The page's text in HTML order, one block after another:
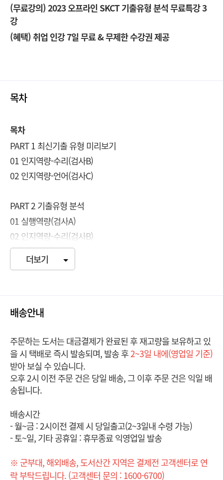
(무료강의) 2023 오프라인 SKCT 기출유형 분석 무료특강 3
강
(혜택) 취업 인강 7일 무료 & 무제한 수강권 제공
목차
목차
PART 1 최신기출 유형 미리보기
01 인지역량-수리(검사B)
02 인지역량-언어(검사C)
PART 2 기출유형 분석
01 실행역량(검사A)
02 인지역량-수리(검사B)
03 인지역량-언어(검사C)
04 인지역량-직무(검사D)
01 실전모의고사 1회
03 실전모의고사 3회
PART 4 직무모의고사
01 직무 Type M(경영)
03 직무 Type C(건설)
04 직무 Type R(연구개발)
05 직무 Type SW(소프트웨어)
더보기
배송안내
주문하는 도서는 대금결제가 완료된 후 재고량을 보유하고 있
을 시 택배로 즉시 발송되며, 발송 후2~3일 내에(영업일 기준)
받아 보실 수 있습니다.
오후 2시 이전 주문 건은 당일 배송, 그 이후 주문 건은 익일 배
송됩니다.
배송시간
- 월~금 : 2시이전 결제 시 당일출고(2~3일내 수령 가능)
- 토~일, 기타 공휴일 : 휴무종료 익영업일 발송
※ 군부대, 해외배송, 도서산간 지역은 결제전 고객센터로 연
락 부탁드립니다. (고객센터 문의 : 1600-6700)